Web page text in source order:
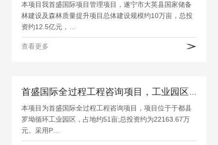
本项目我首盛国际项目管理项目，遂宁市大英县国家储备
林建设及森林质量提升项目总体建设规模约10万亩，总投
资约12.5亿元，…
查看更多
首盛国际全过程工程咨询项目，工业园区罗坳工业小区污水处理厂及配套管网设施
本项目为首盛国际全过程工程咨询项目，项目位于于都县
罗坳循环工业园区，占地约51亩;总投资约为22163.67万
元。采用P…